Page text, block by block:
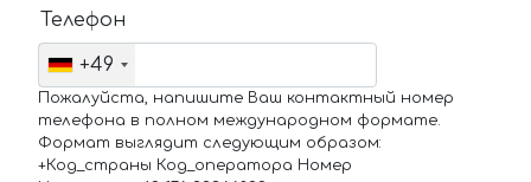
Телефон
+49
Пожалуйста, напишите Ваш контактный номер
телефона в полном международном формате.
Формат выглядит следующим образом:
+Код_страны Код_оператора Номер